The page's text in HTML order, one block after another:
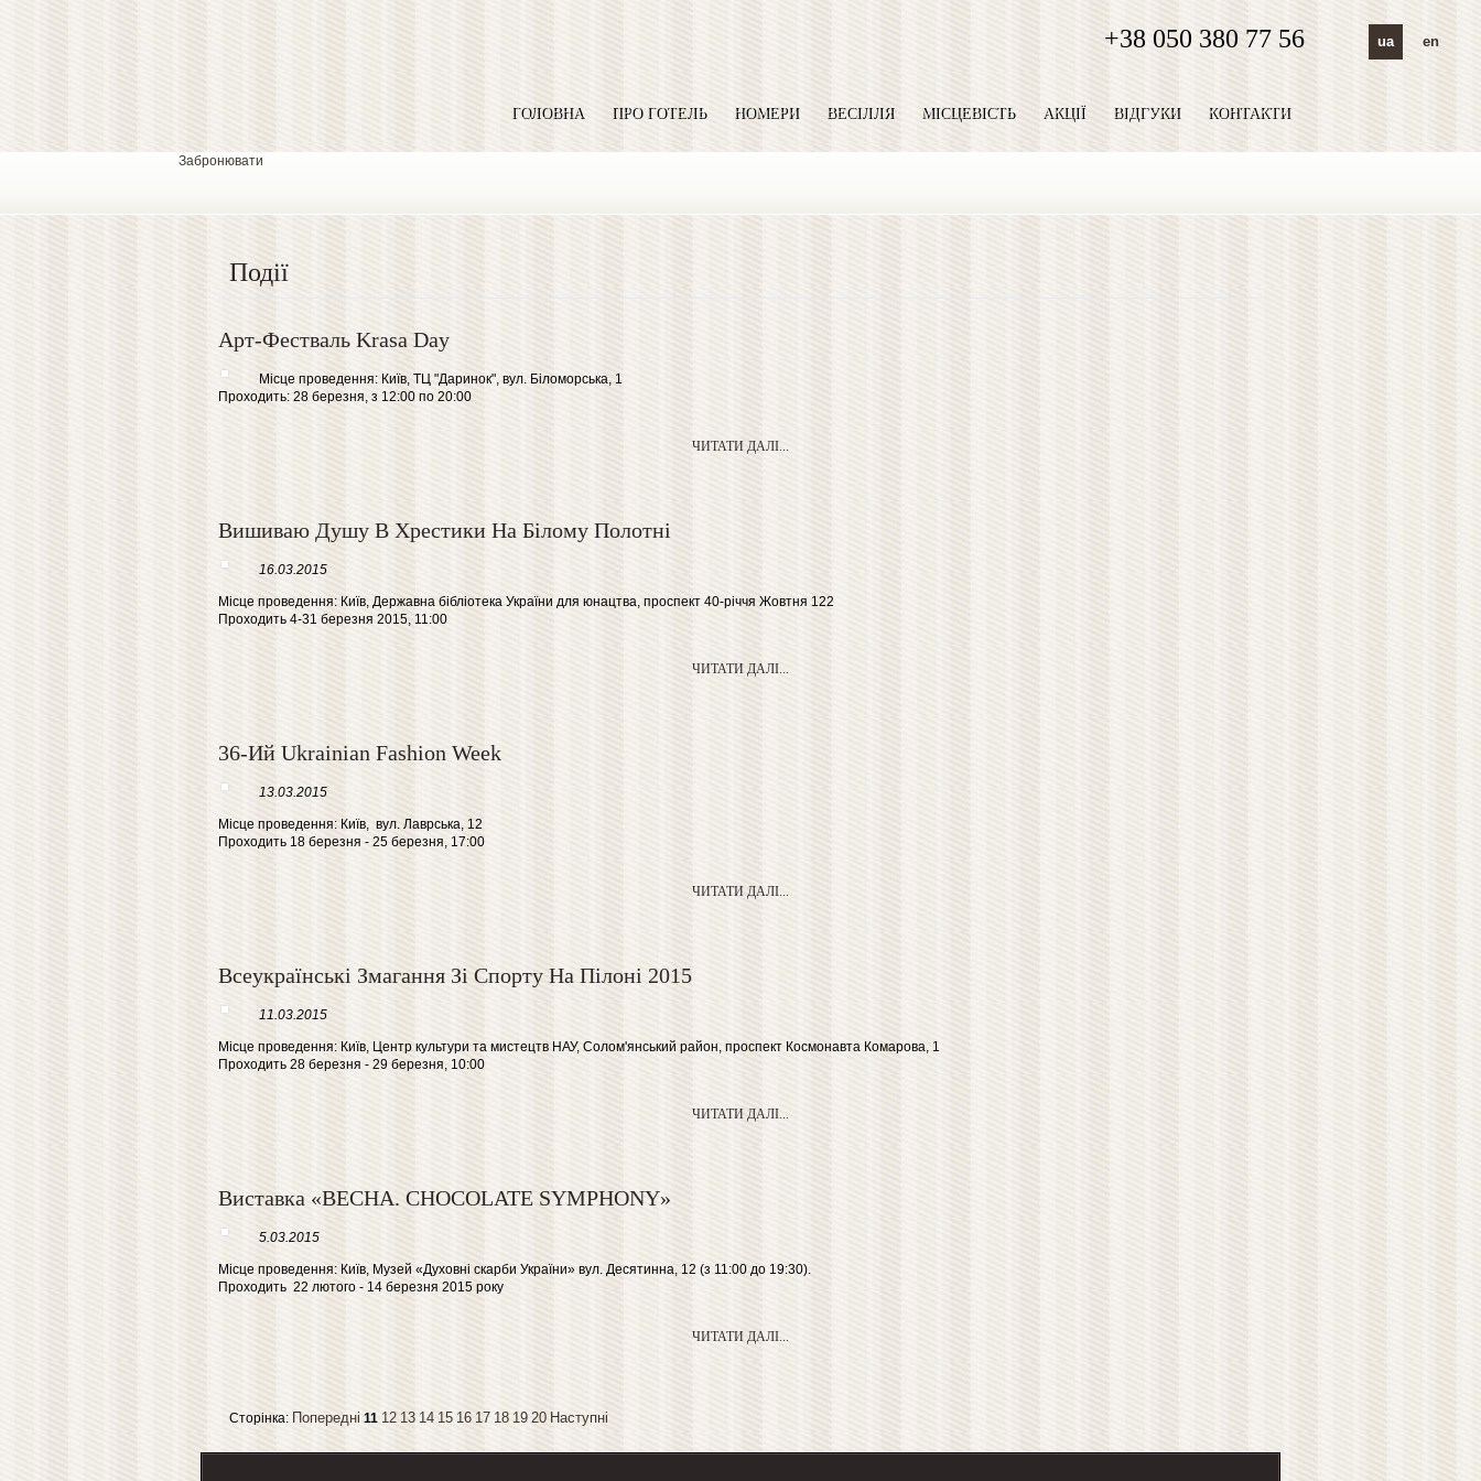
ua en
+38 050 380 77 56
ГОЛОВНА ПРО ГОТЕЛЬ НОМЕРИ ВЕСІЛЛЯ МІСЦЕВІСТЬ АКЦІЇ ВІДГУКИ КОНТАКТИ
Забронювати
Події
Арт-Фестваль Krasa Day
Місце проведення: Київ, ТЦ "Даринок", вул. Біломорська, 1
Проходить: 28 березня, з 12:00 по 20:00
ЧИТАТИ ДАЛІ...
Вишиваю Душу В Хрестики На Білому Полотні
16.03.2015
Місце проведення: Київ, Державна бібліотека України для юнацтва, проспект 40-річчя Жовтня 122
Проходить 4-31 березня 2015, 11:00
ЧИТАТИ ДАЛІ...
36-Ий Ukrainian Fashion Week
13.03.2015
Місце проведення: Київ, вул. Лаврська, 12
Проходить 18 березня - 25 березня, 17:00
ЧИТАТИ ДАЛІ...
Всеукраїнські Змагання Зі Спорту На Пілоні 2015
11.03.2015
Місце проведення: Київ, Центр культури та мистецтв НАУ, Солом'янський район, проспект Космонавта Комарова, 1
Проходить 28 березня - 29 березня, 10:00
ЧИТАТИ ДАЛІ...
Виставка «ВЕСНА. СHOCOLATE SYMPHONY»
5.03.2015
Місце проведення: Київ, Музей «Духовні скарби України» вул. Десятинна, 12 (з 11:00 до 19:30).
Проходить 22 лютого - 14 березня 2015 року
ЧИТАТИ ДАЛІ...
Сторінка: Попередні 11 12 13 14 15 16 17 18 19 20 Наступні